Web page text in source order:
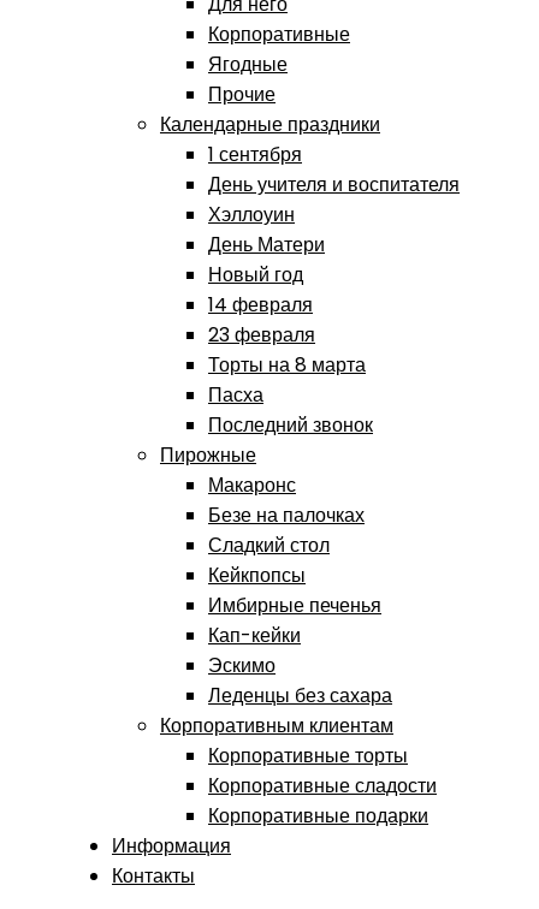
Корпоративные
Ягодные
Прочие
Календарные праздники
1 сентября
День учителя и воспитателя
Хэллоуин
День Матери
Новый год
14 февраля
23 февраля
Торты на 8 марта
Пасха
Последний звонок
Пирожные
Макаронс
Безе на палочках
Сладкий стол
Кейкпопсы
Имбирные печенья
Кап-кейки
Эскимо
Леденцы без сахара
Корпоративным клиентам
Корпоративные торты
Корпоративные сладости
Корпоративные подарки
Информация
Контакты